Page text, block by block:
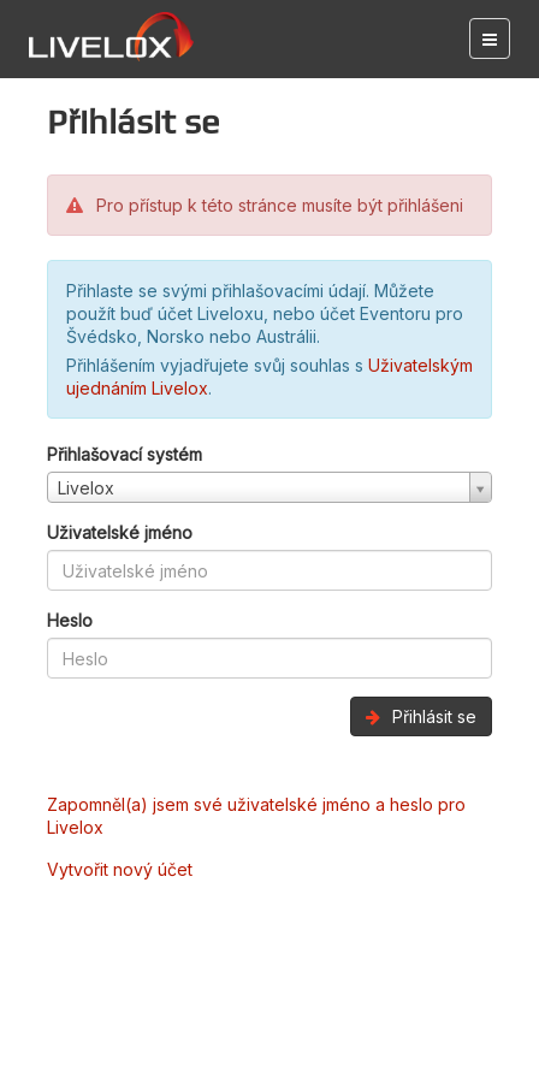
Přihlásit se
Pro přístup k této stránce musíte být přihlášeni
Přihlaste se svými přihlašovacími údají. Můžete
použít buď účet Liveloxu, nebo účet Eventoru pro
Švédsko, Norsko nebo Austrálii.
Přihlášením vyjadřujete svůj souhlas s Uživatelským
ujednáním Livelox.
Přihlašovací systém
Livelox
Uživatelské jméno
Heslo
Přihlásit se
Zapomněl(a) jsem své uživatelské jméno a heslo pro
Livelox
Vytvořit nový účet